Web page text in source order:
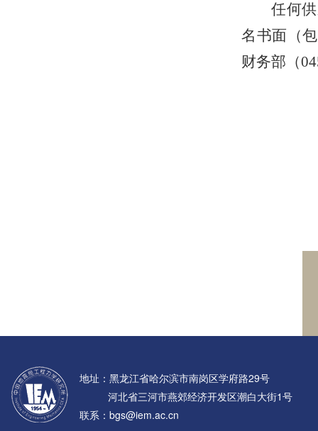
任何
名书面（
财务部（
地址：黑龙江省哈尔滨市南岗区学府路29号
河北省三河市燕郊经济开发区潮白大街1号
联系：bgs@iem.ac.cn